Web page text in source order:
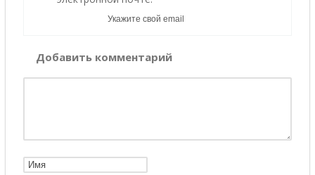
Добавить комментарий